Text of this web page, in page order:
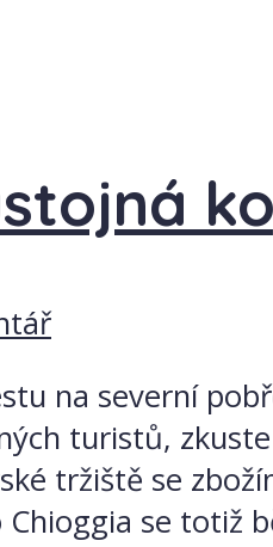
na severní
turistů,
tržiště se
se totiž